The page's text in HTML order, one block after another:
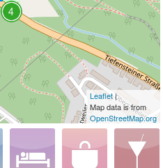
Leaflet|
Map data is from
OpenStreetMap.org